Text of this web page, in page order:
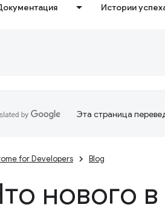
Истории
Эта страница
for Developers Blog
нового